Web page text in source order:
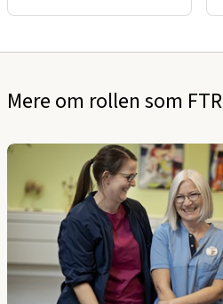
Mere om rollen som FTR